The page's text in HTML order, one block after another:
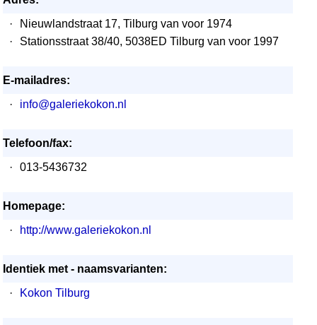
·
Nieuwlandstraat 17, Tilburg van voor 1974
·
Stationsstraat 38/40, 5038ED Tilburg van voor 1997
E-mailadres:
·
info@galeriekokon.nl
Telefoon/fax:
·
013-5436732
Homepage:
·
http://www.galeriekokon.nl
Identiek met - naamsvarianten:
·
Kokon Tilburg